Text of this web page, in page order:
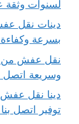
لسنوات وثقة
بسرعة وكفاءة
وسريعة اتصل
دينا نقل
توفير اتصل بنا